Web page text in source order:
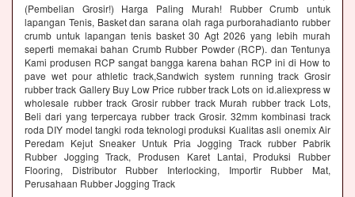
(Pembelian Grosir!) Harga Paling Murah! Rubber Crumb untuk
lapangan Tenis, Basket dan sarana olah raga purborahadianto rubber
crumb untuk lapangan tenis basket 30 Agt 2026 yang lebih murah
seperti memakai bahan Crumb Rubber Powder (RCP). dan Tentunya
Kami produsen RCP sangat bangga karena bahan RCP ini di How to
pave wet pour athletic track,Sandwich system running track Grosir
rubber track Gallery Buy Low Price rubber track Lots on id.aliexpress w
wholesale rubber track Grosir rubber track Murah rubber track Lots,
Beli dari yang terpercaya rubber track Grosir. 32mm kombinasi track
roda DIY model tangki roda teknologi produksi Kualitas asli onemix Air
Peredam Kejut Sneaker Untuk Pria Jogging Track rubber Pabrik
Rubber Jogging Track, Produsen Karet Lantai, Produksi Rubber
Flooring, Distributor Rubber Interlocking, Importir Rubber Mat,
Perusahaan Rubber Jogging Track